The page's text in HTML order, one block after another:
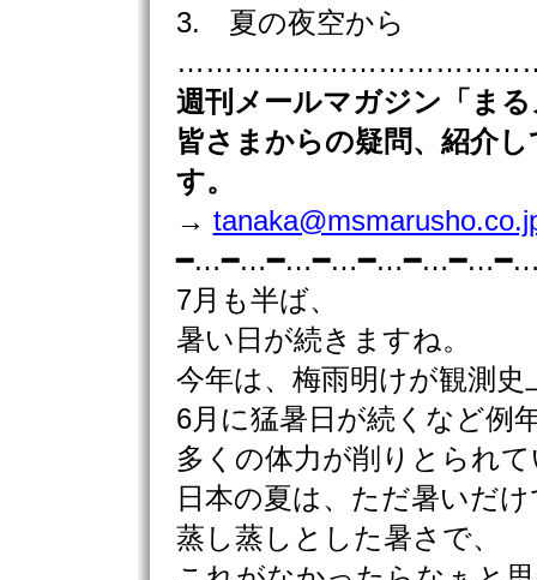
3. 夏の夜空から
週刊 メールマガジン「ま
皆さまからの疑問、紹介
す。
→
7月も半ば、
暑い日が続きますね。
今年は、梅雨明けが観測
6月に猛暑日が続くなど例
多くの体力が削りとられ
日本の夏は、ただ暑いだ
蒸し蒸しとした暑さで、